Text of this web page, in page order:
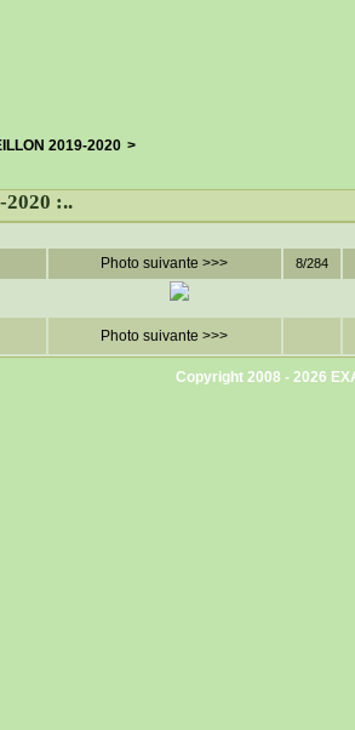
2019-2020 >
:..
Photo suivante >>> 8/284
Photo suivante >>>
Copyright 2008 - 2026